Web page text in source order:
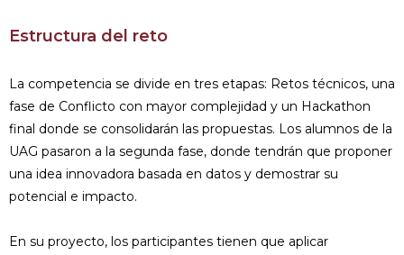
Estructura del reto
La competencia se divide en tres etapas: Retos técnicos, una
fase de Conflicto con mayor complejidad y un Hackathon
final donde se consolidarán las propuestas. Los alumnos de la
UAG pasaron a la segunda fase, donde tendrán que proponer
una idea innovadora basada en datos y demostrar su
potencial e impacto.
En su proyecto, los participantes tienen que aplicar